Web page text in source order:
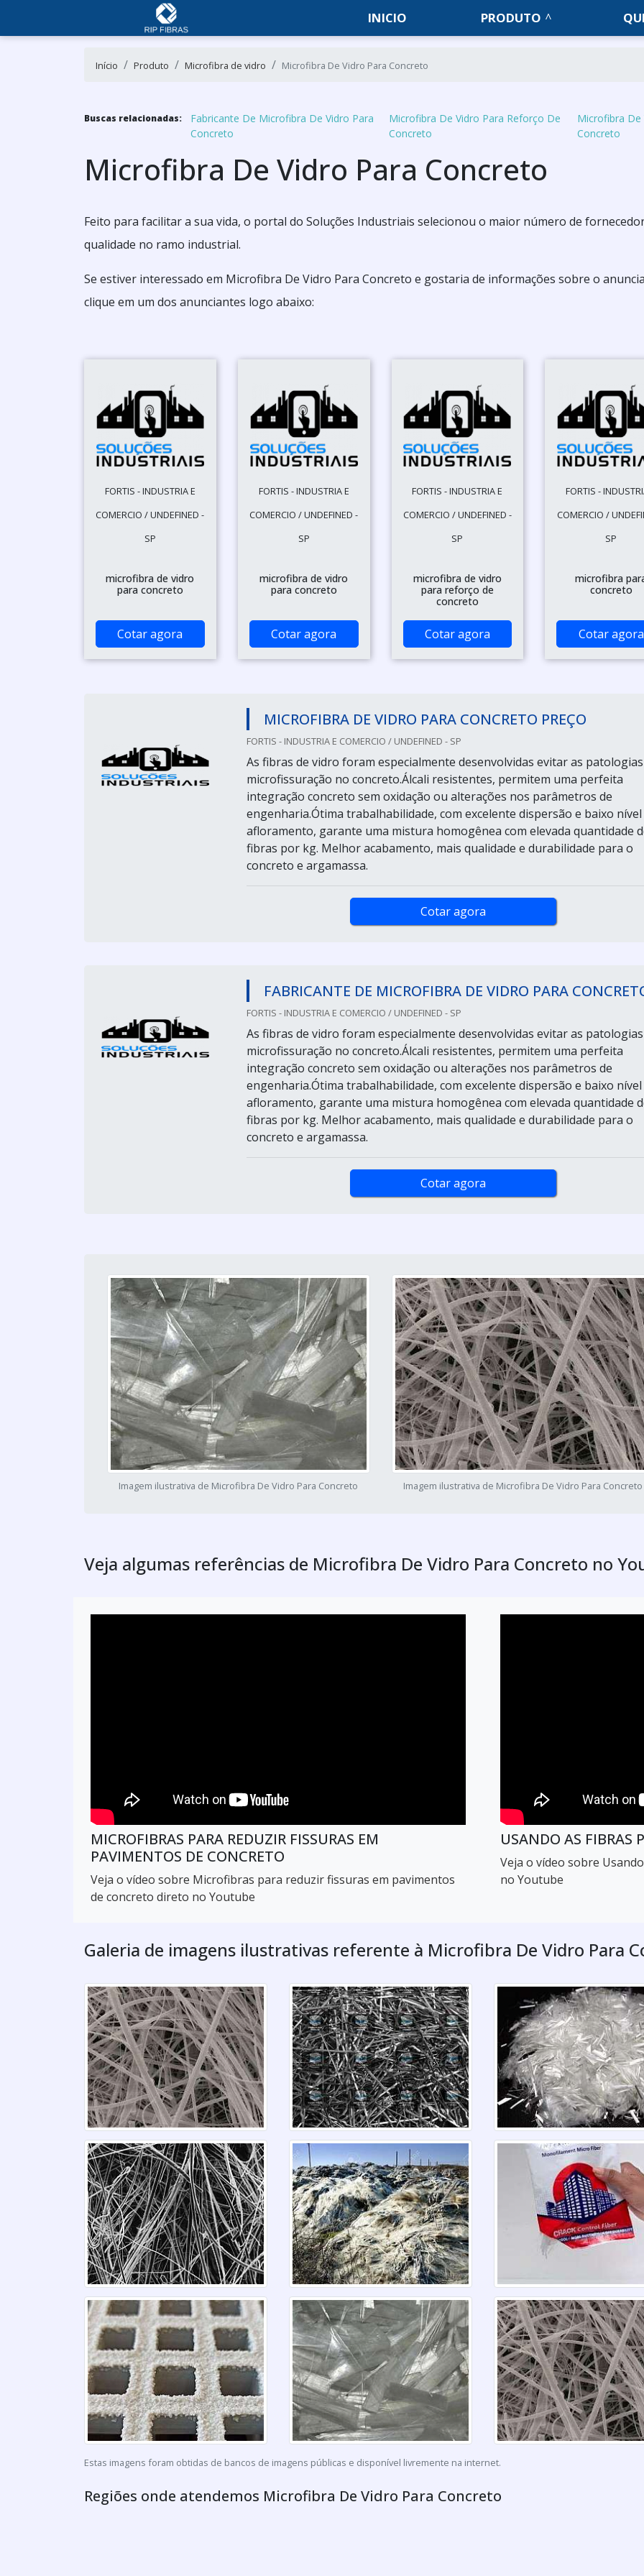
INICIO PRODUTO
Início Produto Microfibra de vidro Microfibra De Vidro Para Concreto
Buscas relacionadas:
Fabricante De Microfibra De Vidro Para
Concreto
Microfibra De Vidro Para Reforço De
Concreto
Microfibra De
Concreto
Microfibra De Vidro Para Concreto
Feito para facilitar a sua vida, o portal do Soluções Industriais selecionou o maior número de
qualidade no ramo industrial.
Se estiver interessado em Microfibra De Vidro Para Concreto e gostaria de informações sobre o
clique em um dos anunciantes logo abaixo:
FORTIS - INDUSTRIA E
COMERCIO / UNDEFINED -
SP
microfibra de vidro
para concreto
Cotar agora
FORTIS - INDUSTRIA E
COMERCIO / UNDEFINED -
SP
microfibra de vidro
para concreto
Cotar agora
FORTIS - INDUSTRIA E
COMERCIO / UNDEFINED -
SP
microfibra de vidro
para reforço de
concreto
Cotar agora
FORTIS -
COMERCIO /
SP
microfibra
concreto
Cotar agora
MICROFIBRA DE VIDRO PARA CONCRETO PREÇO
FORTIS - INDUSTRIA E COMERCIO / UNDEFINED - SP
As fibras de vidro foram especialmente desenvolvidas evitar as
microfissuração no concreto.Álcali resistentes, permitem uma perfeita
integração concreto sem oxidação ou alterações nos parâmetros de
engenharia.Ótima trabalhabilidade, com excelente dispersão e baixo nível
afloramento, garante uma mistura homogênea com elevada quantidade
fibras por kg. Melhor acabamento, mais qualidade e durabilidade para o
concreto e argamassa.
Cotar agora
FABRICANTE DE MICROFIBRA DE VIDRO PARA
FORTIS - INDUSTRIA E COMERCIO / UNDEFINED - SP
As fibras de vidro foram especialmente desenvolvidas evitar as
microfissuração no concreto.Álcali resistentes, permitem uma perfeita
integração concreto sem oxidação ou alterações nos parâmetros de
engenharia.Ótima trabalhabilidade, com excelente dispersão e baixo nível
afloramento, garante uma mistura homogênea com elevada quantidade
fibras por kg. Melhor acabamento, mais qualidade e durabilidade para o
concreto e argamassa.
Cotar agora
Imagem ilustrativa de Microfibra De Vidro Para Concreto Imagem ilustrativa de Microfibra De Vidro Para Concreto
Veja algumas referências de Microfibra De Vidro Para Concreto no
MICROFIBRAS PARA REDUZIR FISSURAS EM
PAVIMENTOS DE CONCRETO
Veja o vídeo sobre Microfibras para reduzir fissuras em pavimentos
de concreto direto no Youtube
USANDO AS FIBRAS
Veja o vídeo sobre
no Youtube
Galeria de imagens ilustrativas referente à Microfibra De Vidro Para
Estas imagens foram obtidas de bancos de imagens públicas e disponível livremente na internet.
Regiões onde atendemos Microfibra De Vidro Para Concreto